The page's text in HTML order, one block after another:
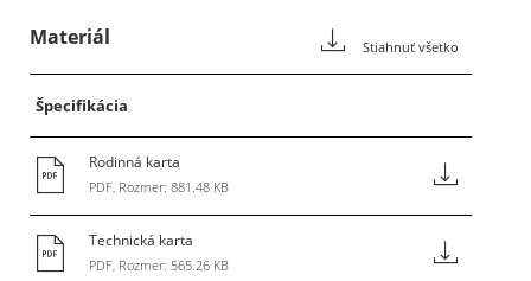
Materiál Stiahnuť všetko
Špecifikácia
Rodinná karta
PDF, Rozmer: 881.48 KB
Technická karta
PDF, Rozmer: 565.26 KB